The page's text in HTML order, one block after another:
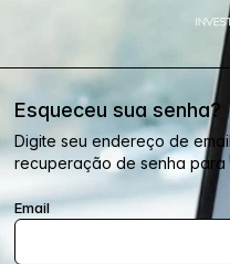
Esqueceu sua senha?
Digite seu endereço de
recuperação de senha
Email